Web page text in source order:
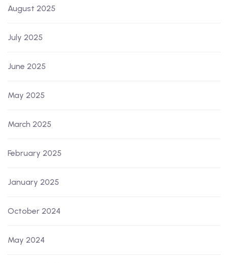
August 2025
July 2025
June 2025
May 2025
March 2025
February 2025
January 2025
October 2024
May 2024